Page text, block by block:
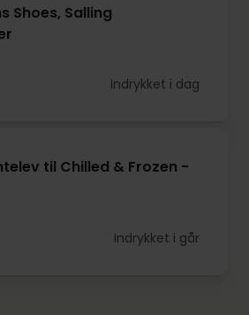
Shoes, Salling
Indrykket i dag
til Chilled & Frozen -
Indrykket i går